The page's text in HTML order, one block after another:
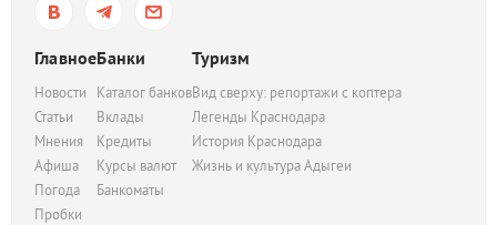
Главное
Новости
Статьи
Мнения
Афиша
Погода
Пробки
Банки
Каталог банков
Вклады
Кредиты
Курсы валют
Банкоматы
Туризм
Вид сверху: репортажи с коптера
Легенды Краснодара
История Краснодара
Жизнь и культура Адыгеи